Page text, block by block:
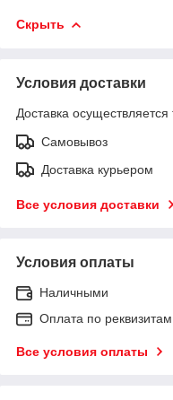
Скрыть
Условия доставки
Доставка
Самовывоз
Доставка курьером
Все условия доставки
Условия оплаты
Наличными
Оплата по реквизитам
Все условия оплаты